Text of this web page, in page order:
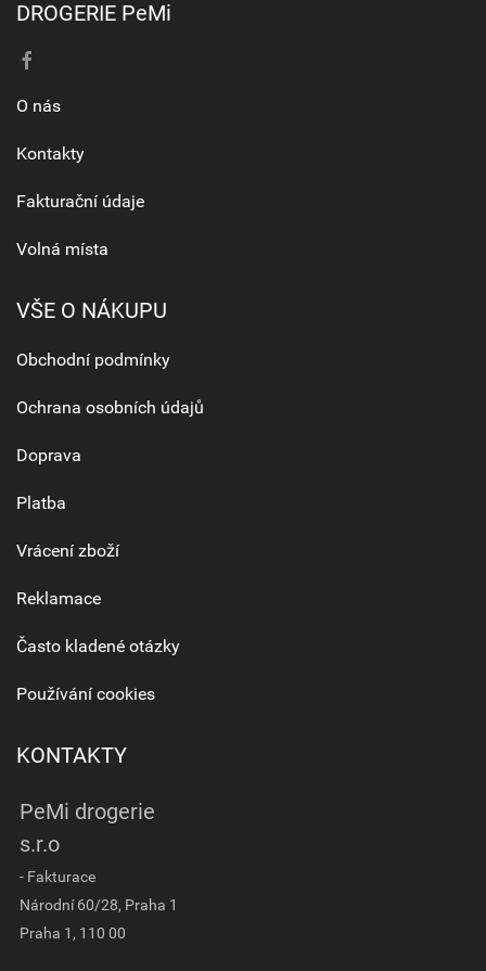
DROGERIE PeMi
O nás
Kontakty
Fakturační údaje
Volná místa
VŠE O NÁKUPU
Obchodní podmínky
Ochrana osobních údajů
Doprava
Platba
Vrácení zboží
Reklamace
Často kladené otázky
Používání cookies
KONTAKTY
PeMi drogerie
s.r.o
- Fakturace
Národní 60/28, Praha 1
Praha 1, 110 00